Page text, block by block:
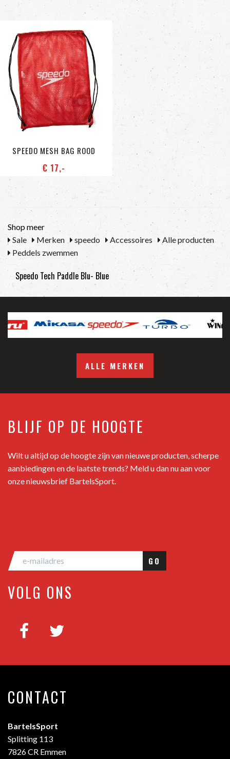
SPEEDO MESH BAG ROOD
€ 17,-
Shop meer
Sale
Merken speedo Accessoires
Alle producten
Peddels zwemmen
Speedo Tech Paddle Blu- Blue
ALLE MERKEN
BLIJF OP DE HOOGTE
Wilt u altijd op de hoogte zijn van nieuwe producten, scherpe
aanbiedingen en de laatste trends? Meld u dan nu aan voor
onze nieuwsbrief BartelsSport.
GO
VOLG ONS
CONTACT
BartelsSport
Splitting 113
7826 CR Emmen